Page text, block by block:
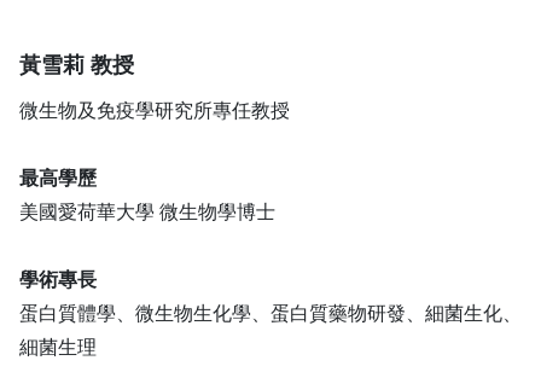
黃雪莉 教授
微生物及免疫學研究所專任教授
最高學歷
美國愛荷華大學 微生物學博士
學術專長
蛋白質體學、微生物生化學、蛋白質藥物研發、細菌生化、
細菌生理